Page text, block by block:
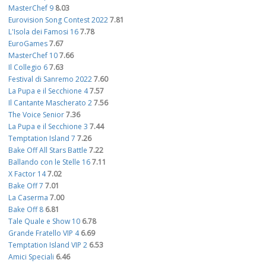
MasterChef 9 8.03
Eurovision Song Contest 20227.81
L'Isola dei Famosi 167.78
EuroGames7.67
MasterChef 107.66
Il Collegio 67.63
Festival di Sanremo 20227.60
La Pupa e il Secchione 47.57
Il Cantante Mascherato 27.56
The Voice Senior7.36
La Pupa e il Secchione 3 7.44
Temptation Island 7 7.26
Bake Off All Stars Battle 7.22
Ballando con le Stelle 167.11
X Factor 147.02
Bake Off 7 7.01
La Caserma 7.00
Bake Off 8 6.81
Tale Quale e Show 10 6.78
Grande Fratello VIP 4 6.69
Temptation Island VIP 2 6.53
Amici Speciali 6.46